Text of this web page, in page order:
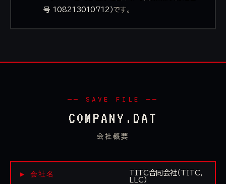
号 108213010712）です。
── SAVE FILE ──
COMPANY.DAT
会社概要
▶ 会社名
TITC合同会社（TITC,
LLC）